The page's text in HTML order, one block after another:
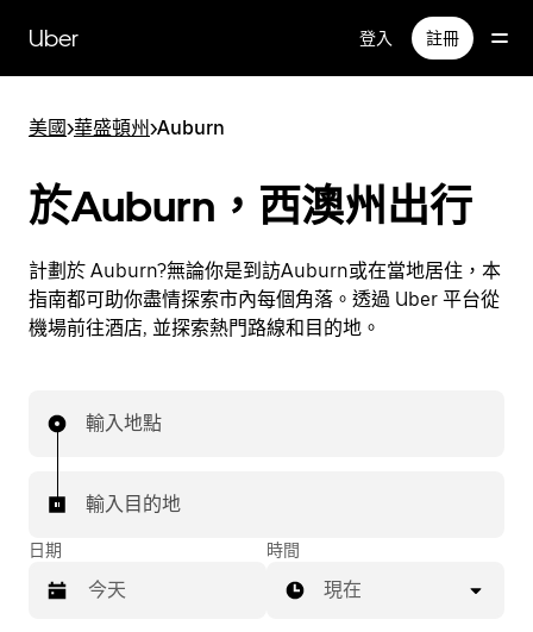
Uber 登入 註冊
美國>華盛頓州>Auburn
於Auburn，西澳州出行
計劃於 Auburn?無論你是到訪Auburn或在當地居住，本
指南都可助你盡情探索市內每個角落。透過 Uber 平台從
機場前往酒店, 並探索熱門路線和目的地。
輸入地點
輸入目的地
日期 時間
現在